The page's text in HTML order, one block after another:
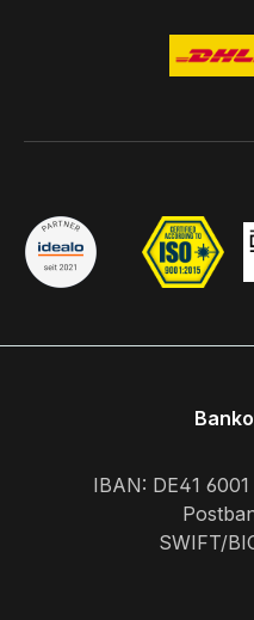
IBAN: DE41
SWIFT/